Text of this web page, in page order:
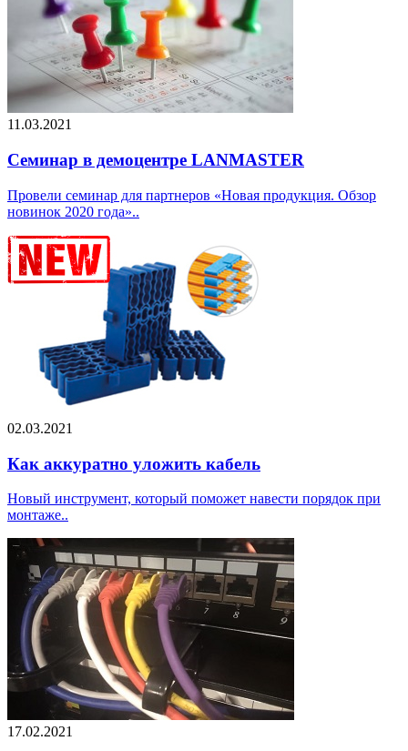
11.03.2021
Семинар в демоцентре LANMASTER
Провели семинар для партнеров «Новая продукция. Обзор
новинок 2020 года»..
02.03.2021
Как аккуратно уложить кабель
Новый инструмент, который поможет навести порядок при
монтаже..
17.02.2021